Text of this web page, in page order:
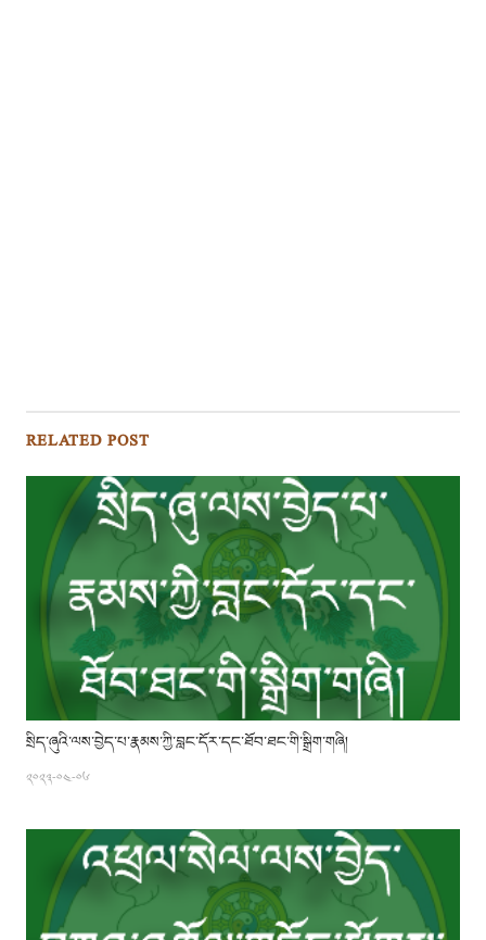
RELATED POST
སྲིད་ཞུའི་ལས་བྱེད་པ་རྣམས་ཀྱི་བླང་དོར་དང་ཐོབ་ཐང་གི་སྒྲིག་གཞི།
༢༠༢༣-༠༤-༠༦